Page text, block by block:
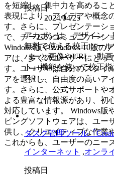
を短縮し、集中力を高めるこ
表現により、アイデアや概念
す。さらに、プレゼンテーシ
で、チームのコミュニケーシ
Windows版やWindows 10版の
アは、多くのユーザーにとっ
す。ユーザーは自分のスタイ
アを選択し、自由度の高いア
す。さらに、公式サポートや
よる豊富な情報源があり、初
対応しています。 Windows版
ピングソフトウェアは、ユー
供し、クリエイティブな作業
これからも、ユーザーのニー
投稿日
2024/04/25
アカポンは、デザイン
無料で使える校正ツー
バーと画像やURL、動
ト』機能を使って校正
ス）...
タスク管理ツール『
インターネット ,オンラ
投稿日